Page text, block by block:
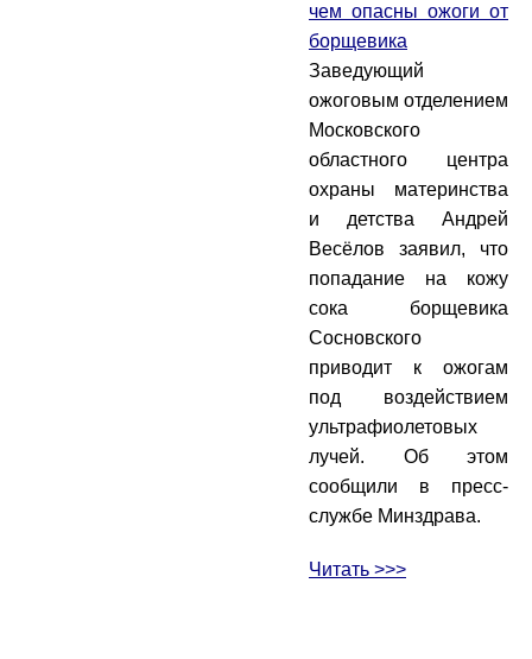
чем опасны ожоги от
борщевика
Заведующий
ожоговым отделением
Московского
областного центра
охраны материнства
и детства Андрей
Весёлов заявил, что
попадание на кожу
сока борщевика
Сосновского
приводит к ожогам
под воздействием
ультрафиолетовых
лучей. Об этом
сообщили в пресс-
службе Минздрава.
Читать >>>